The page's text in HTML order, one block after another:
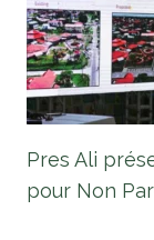
Pres Ali
pour Non